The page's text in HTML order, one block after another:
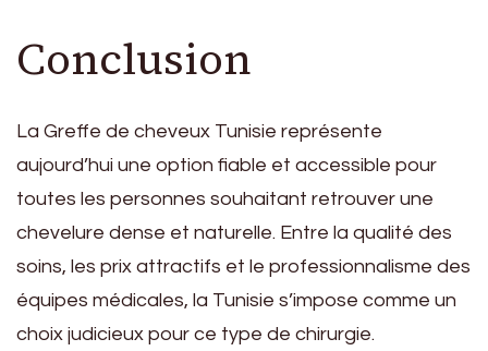
Conclusion
La Greffe de cheveux Tunisie représente
aujourd’hui une option fiable et accessible pour
toutes les personnes souhaitant retrouver une
chevelure dense et naturelle. Entre la qualité des
soins, les prix attractifs et le professionnalisme des
équipes médicales, la Tunisie s’impose comme un
choix judicieux pour ce type de chirurgie.